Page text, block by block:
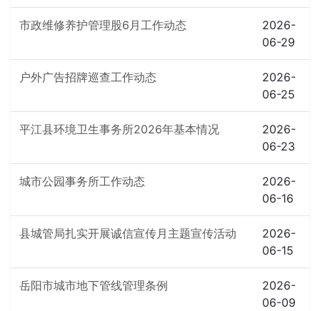
市政维修养护管理股6月工作动态
2026-
06-29
户外广告招牌巡查工作动态
2026-
06-25
平江县环境卫生事务所2026年基本情况
2026-
06-23
城市公园事务所工作动态
2026-
06-16
县城管局扎实开展诚信宣传月主题宣传活动
2026-
06-15
岳阳市城市地下管线管理条例
2026-
06-09